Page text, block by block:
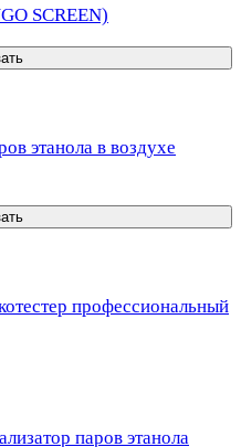
SCREEN)
этанола в воздухе
профессиональный
паров этанола